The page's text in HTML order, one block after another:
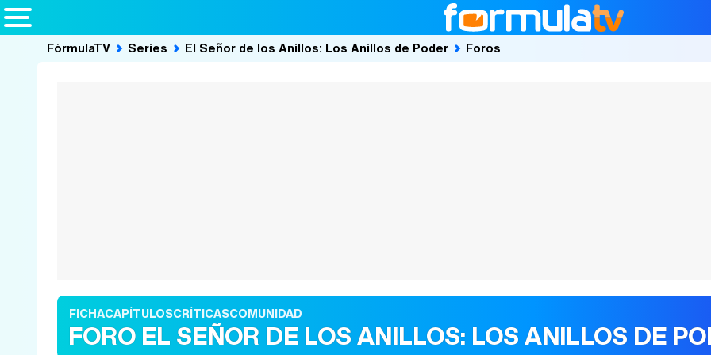
FórmulaTV Series El Señor de los Anillos: Los Anillos de Poder Foros
FICHACAPÍTULOSCRÍTICASCOMUNIDAD
FORO EL SEÑOR DE LOS ANILLOS: LOS ANILLOS DE